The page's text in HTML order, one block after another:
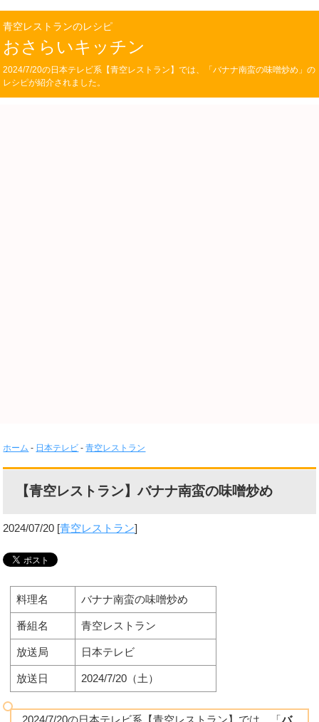
青空レストランのレシピ
おさらいキッチン
2024/7/20の日本テレビ系【青空レストラン】では、「バナナ南蛮の味噌炒め」の
レシピが紹介されました。
ホーム - 日本テレビ -青空レストラン
【青空レストラン】バナナ南蛮の味噌炒め
2024/07/20 [青空レストラン]
料理名 バナナ南蛮の味噌炒め
番組名 青空レストラン
放送局 日本テレビ
放送日 2024/7/20（土）